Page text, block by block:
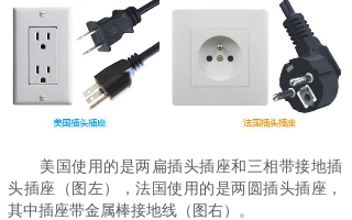
美国使用的是两扁插头插座和三相带接地插
头插座（图左），法国使用的是两圆插头插座，
其中插座带金属棒接地线（图右）。